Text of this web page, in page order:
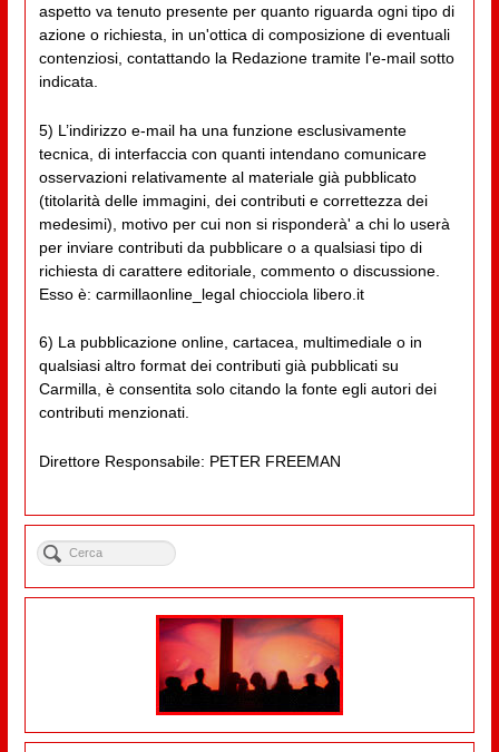
aspetto va tenuto presente per quanto riguarda ogni tipo di
azione o richiesta, in un'ottica di composizione di eventuali
contenziosi, contattando la Redazione tramite l'e-mail sotto
indicata.
5) L’indirizzo e-mail ha una funzione esclusivamente
tecnica, di interfaccia con quanti intendano comunicare
osservazioni relativamente al materiale già pubblicato
(titolarità delle immagini, dei contributi e correttezza dei
medesimi), motivo per cui non si risponderà' a chi lo userà
per inviare contributi da pubblicare o a qualsiasi tipo di
richiesta di carattere editoriale, commento o discussione.
Esso è: carmillaonline_legal chiocciola libero.it
6) La pubblicazione online, cartacea, multimediale o in
qualsiasi altro format dei contributi già pubblicati su
Carmilla, è consentita solo citando la fonte egli autori dei
contributi menzionati.
Direttore Responsabile: PETER FREEMAN